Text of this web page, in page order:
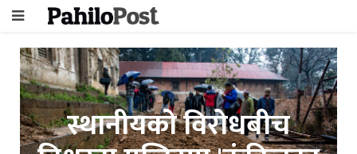
स्थानीयको विरोधबीच